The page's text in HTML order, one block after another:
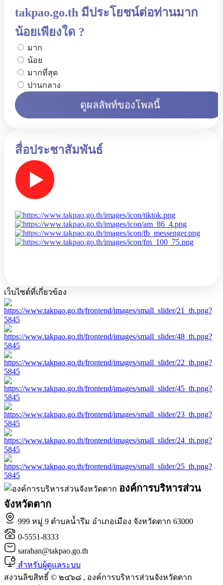
takpao.go.th มีประโยชน์ต่อท่านมาก
น้อยเพียงใด ?
มาก
น้อย
มากที่สุด
ปานกลาง
ดูผลลัพท์ของโพลนี้
สื่อประชาสัมพันธ์
เว็บไซต์ที่เกี่ยวข้อง
องค์การบริหารส่วน
จังหวัดตาก
999 หมู่ 9 ตำบลน้ำรึม อำเภอเมือง จังหวัดตาก 63000
0-5551-8333
saraban@takpao.go.th
สำหรับผู้ดูแลระบบ
สงวนลิขสิทธิ์ © ๒๔๖๘ , องค์การบริหารส่วนจังหวัดตาก